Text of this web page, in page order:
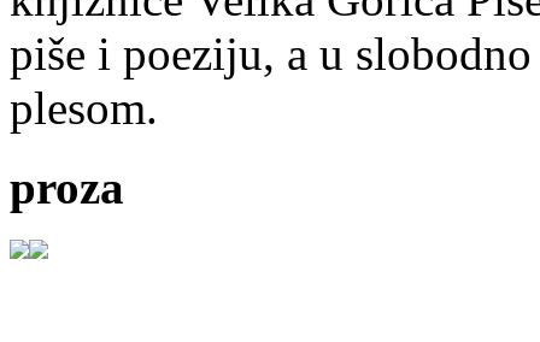
piše i poeziju, a u
plesom.
proza